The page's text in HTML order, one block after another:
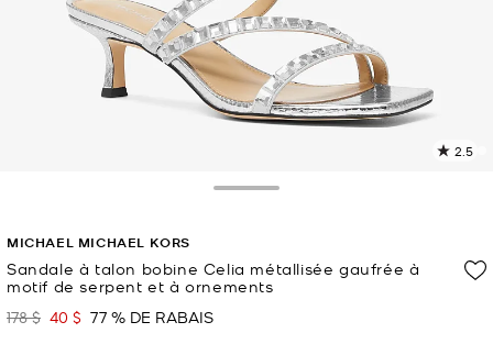
2.5
MICHAEL MICHAEL KORS
Sandale à talon bobine Celia métallisée gaufrée à
motif de serpent et à ornements
était
178 $ maintenant
40 $ 77 % DE RABAIS